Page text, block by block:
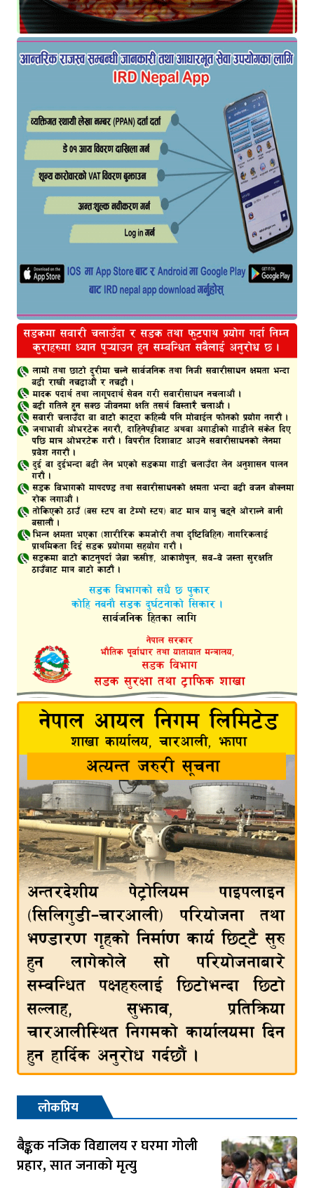
लोकप्रिय
बैङ्कक नजिक विद्यालय र घरमा गोली
प्रहार, सात जनाको मृत्यु